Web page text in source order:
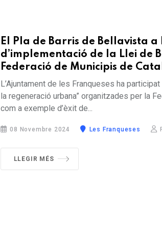
El Pla de Barris de Bellavista
d’implementació de la Llei de
Federació de Municipis de
L’Ajuntament de les Franqueses ha
la regeneració urbana” organitzades per la
com a exemple d’èxit de...
08 Novembre 2024 Les Franqueses
LLEGIR MÉS